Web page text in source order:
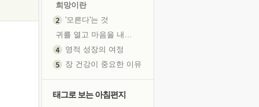
희망이란
'모른다'는 것
귀를 열고 마음을 내어주고
영적 성장의 여정
장 건강이 중요한 이유
태그로 보는 아침편지